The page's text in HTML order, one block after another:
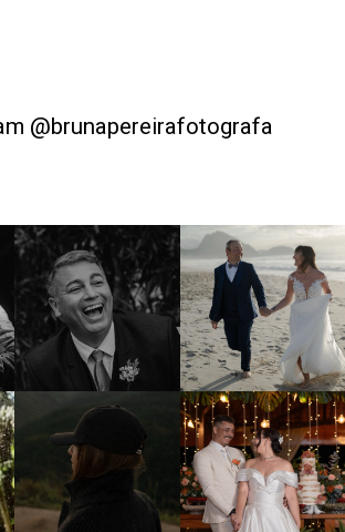
@brunapereirafotografa